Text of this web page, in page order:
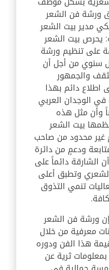
ورشة فن الشعر
مدير بيت الشعر
يحرص بيت الشعر
على تنظيم ورشة
سنوي من أجل أن
والجمهور
اطلاع دائم بهذا
في الوجدان العربي
وأن مثل هذه
بيت الشعر
غير محدود من صاحب
ودعمٍ من دائرة
الشارقة دائماً على
وتطبق أعلى
تنمي التذوق
ورشة فن الشعر
معرفية من خلال
هذا الفن ودوره
بمعلومات ثرية عن